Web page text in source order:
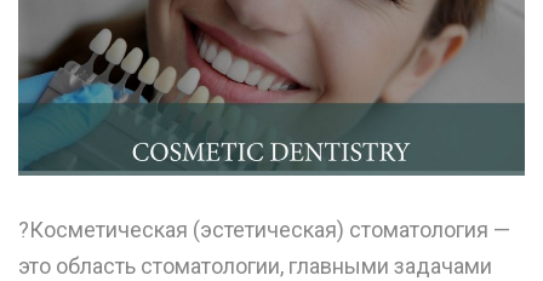
?Косметическая (эстетическая) стоматология —
это область стоматологии, главными задачами